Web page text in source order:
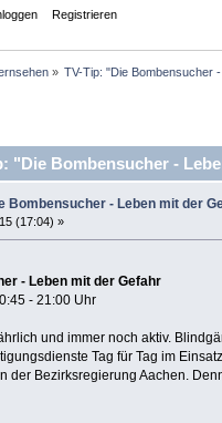
Registrieren
» TV-Tip: "Die Bombensucher
"Die Bombensucher -
Bombensucher - Leben mit der
(17:04) »
- Leben mit der Gefahr
- 21:00 Uhr
und immer noch aktiv.
Tag für Tag im
der Bezirksregierung Aachen.